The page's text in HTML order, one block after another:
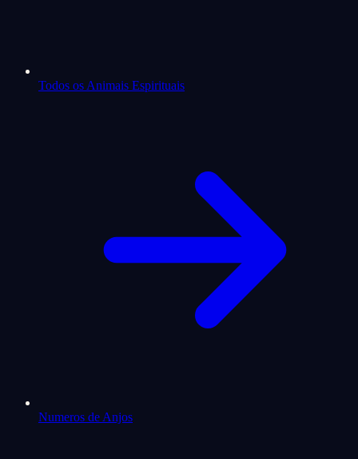
Todos os Animais Espirituais
Numeros de Anjos